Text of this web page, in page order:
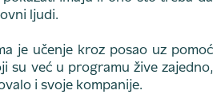
ljudi.
je učenje kroz posao uz pomoć
su već u programu žive zajedno,
i svoje kompanije.